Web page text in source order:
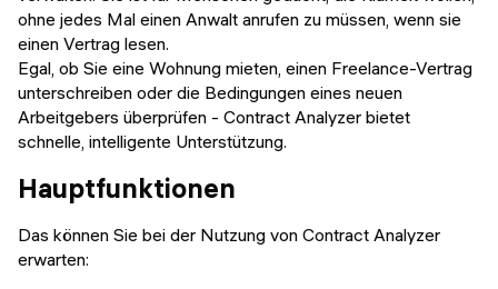
ohne jedes Mal einen Anwalt anrufen zu müssen, wenn sie
einen Vertrag lesen.
Egal, ob Sie eine Wohnung mieten, einen Freelance-Vertrag
unterschreiben oder die Bedingungen eines neuen
Arbeitgebers überprüfen - Contract Analyzer bietet
schnelle, intelligente Unterstützung.
Hauptfunktionen
Das können Sie bei der Nutzung von Contract Analyzer
erwarten: